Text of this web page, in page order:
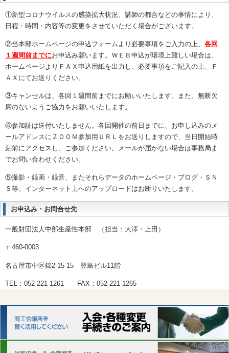
①新型コロナウイルスの感染拡大状況、講師の都合などの事情により、
日程・時間・内容等の変更をさせていただく場合がございます。
②当本部ホームページの申込フォームより必要事項をご入力の上、 各回
１週間前までにお申込み願います。ＷＥＢ申込が環境上難しい場合は、
ホームページよりＦＡＸ申込用紙を出力し、必要事項をご記入の上、Ｆ
ＡＸにてお送りください。
③キャンセルは、各回１週間前までにお願いいたします。また、無断欠
席のないようご協力をお願いいたします。
④参加証は送付いたしません。各回開催の前日までに、お申し込みのメ
ールアドレスにＺＯＯＭ参加用ＵＲＬをお送りしますので、当日開始時
刻前にアクセスし、ご参加ください。メールが届かない場合は事務局ま
でお問い合わせください。
⑤撮影・録画・録音、またそれらデータのホームページ・ブログ・ＳＮ
Ｓ等、インターネット上へのアップロードはお断りいたします。
お申込み・お問合せ先
一般財団法人中部生産性本部 （担当：大澤・上田）
〒 460-0003
名古屋市中区錦2-15-15 豊島ビル11階
TEL： 052-221-1261 FAX： 052-221-1265